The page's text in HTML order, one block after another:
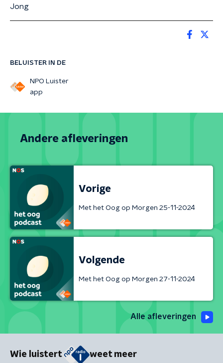
BELUISTER IN DE
NPO Luister
app
Jong
Andere afleveringen
Vorige
Met het Oog op Morgen 25-11-2024
Volgende
Met het Oog op Morgen 27-11-2024
Alle afleveringen
Wie luistert weet meer